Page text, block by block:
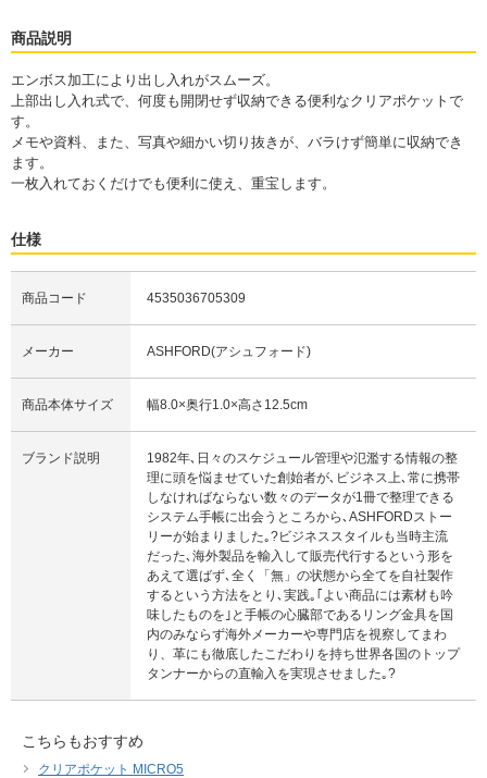
商品説明
エンボス加工により出し入れがスムーズ。
上部出し入れ式で、何度も開閉せず収納できる便利なクリアポケットで
す。
メモや資料、また、写真や細かい切り抜きが、バラけず簡単に収納でき
ます。
一枚入れておくだけでも便利に使え、重宝します。
仕様
商品コード 4535036705309
メーカー ASHFORD(アシュフォード)
商品本体サイズ 幅8.0×奥行1.0×高さ12.5cm
ブランド説明
1982年､日々のスケジュール管理や氾濫する情報の整
理に頭を悩ませていた創始者が､ビジネス上､常に携帯
しなければならない数々のデータが1冊で整理できる
システム手帳に出会うところから､ASHFORDストー
リーが始まりました｡?ビジネススタイルも当時主流
だった､海外製品を輸入して販売代行するという形を
あえて選ばず､全く「無」の状態から全てを自社製作
するという方法をとり､実践｡｢よい商品には素材も吟
味したものを｣と手帳の心臓部であるリング金具を国
内のみならず海外メーカーや専門店を視察してまわ
り、革にも徹底したこだわりを持ち世界各国のトップ
タンナーからの直輸入を実現させました｡?
こちらもおすすめ
クリアポケット MICRO5